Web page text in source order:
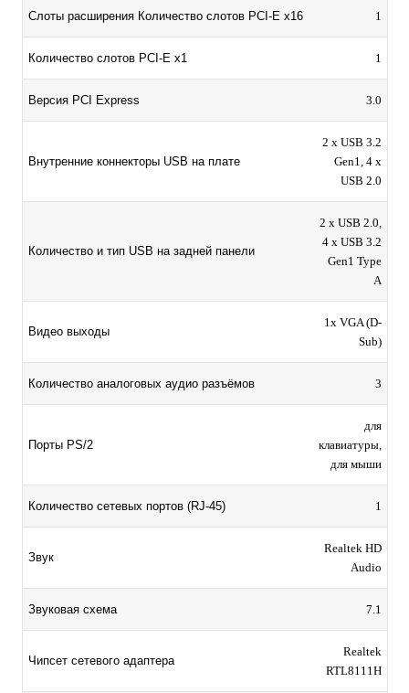
Слоты расширения Количество слотов PCI-E x16 1
Количество слотов PCI-E x1 1
Версия PCI Express 3.0
Внутренние коннекторы USB на плате
2 x USB 3.2
Gen1, 4 x
USB 2.0
Количество и тип USB на задней панели
2 x USB 2.0,
4 x USB 3.2
Gen1 Type
A
Видео выходы
1x VGA (D-
Sub)
Количество аналоговых аудио разъёмов 3
Порты PS/2
для
клавиатуры,
для мыши
Количество сетевых портов (RJ-45) 1
Звук
Realtek HD
Audio
Звуковая схема 7.1
Чипсет сетевого адаптера
Realtek
RTL8111H